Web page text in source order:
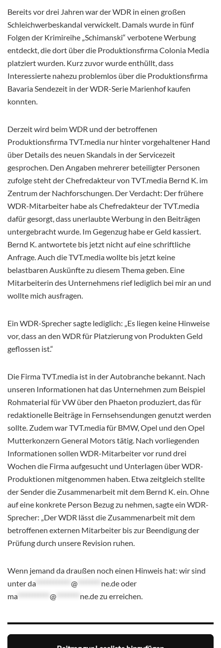
Bereits vor drei Jahren war der WDR in einen großen
Schleichwerbeskandal verwickelt. Damals wurde in fünf
Folgen der Krimireihe „Schimanski“ verbotene Werbung
entdeckt, die dort über die Produktionsfirma Colonia Media
platziert wurden. Kurz zuvor wurde enthüllt, dass
Interessierte nahezu problemlos über die Produktionsfirma
Bavaria Sendezeit in der WDR-Serie Marienhof kaufen
konnten.
Derzeit wird beim WDR und der betroffenen
Produktionsfirma TVT.media nur hinter vorgehaltener Hand
über Details des neuen Skandals in der Servicezeit
gesprochen. Den Angaben mehrerer beteiligter Personen
zufolge steht der Chefredakteur von TVT.media Bernd K. im
Zentrum der Nachforschungen. Der Verdacht: Der frühere
WDR-Mitarbeiter habe als Chefredakteur der TVT.media
dafür gesorgt, dass unerlaubte Werbung in den Beiträgen
untergebracht wurde. Im Gegenzug habe er Geld kassiert.
Bernd K. antwortete bis jetzt nicht auf eine schriftliche
Anfrage. Auch die TVT.media wollte bis jetzt keine
belastbaren Auskünfte zu diesem Thema geben. Eine
Mitarbeiterin des Unternehmens rief lediglich bei mir an und
wollte mich ausfragen.
Ein WDR-Sprecher sagte lediglich: „Es liegen keine Hinweise
vor, dass an den WDR für Platzierung von Produkten Geld
geflossen ist.“
Die Firma TVT.media ist in der Autobranche bekannt. Nach
unseren Informationen hat das Unternehmen zum Beispiel
Rohmaterial für VW über den Phaeton produziert, das für
redaktionelle Beiträge in Fernsehsendungen genutzt werden
sollte. Zudem war TVT.media für BMW, Opel und den Opel
Mutterkonzern General Motors tätig. Nach vorliegenden
Informationen sollen WDR-Mitarbeiter vor rund drei
Wochen die Firma aufgesucht und Unterlagen über WDR-
Produktionen mitgenommen haben. Etwa zeitgleich stellte
der Sender die Zusammenarbeit mit dem Bernd K. ein. Ohne
auf eine konkrete Person Bezug zu nehmen, sagte ein WDR-
Sprecher: „Der WDR lässt die Zusammenarbeit mit dem
betroffenen externen Mitarbeiter bis zur Beendigung der
Prüfung durch unsere Revision ruhen.
Wenn jemand da draußen noch einen Hinweis hat: wir sind
unterda************ @ ne.deoder
ma*********** @ ne.dezu erreichen.